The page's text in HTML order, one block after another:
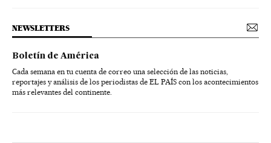
NEWSLETTERS
Boletín de América
Cada semana en tu cuenta de correo una selección de las noticias,
reportajes y análisis de los periodistas de EL PAÍS con los acontecimientos
más relevantes del continente.